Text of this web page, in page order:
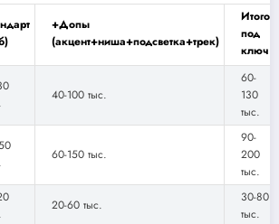
+Допы
(акцент+ниша+подсветка+трек)
Итого
под
ключ
40-100 тыс.
60-
130
тыс.
60-150 тыс.
90-
200
тыс.
20-60 тыс.
30-80
тыс.